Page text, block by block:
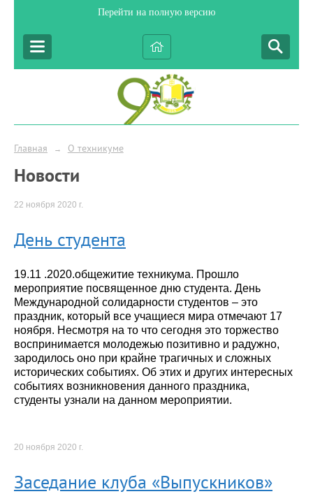
Перейти на полную версию
Главная → О техникуме
Новости
22 ноября 2020 г.
День студента
19.11 .2020.общежитие техникума. Прошло
мероприятие посвященное дню студента. День
Международной солидарности студентов – это
праздник, который все учащиеся мира отмечают 17
ноября. Несмотря на то что сегодня это торжество
воспринимается молодежью позитивно и радужно,
зародилось оно при крайне трагичных и сложных
исторических событиях. Об этих и других интересных
событиях возникновения данного праздника,
студенты узнали на данном мероприятии.
20 ноября 2020 г.
Заседание клуба «Выпускников»